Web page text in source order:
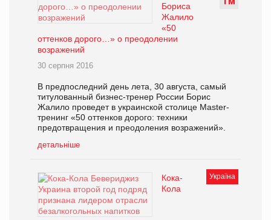
Бориса
Жалило
«50
оттенков дорого…» о преодолении
возражений
30 серпня 2016
В предпоследний день лета, 30 августа, самый
титулованный бизнес-тренер России Борис
Жалило проведет в украинской столице Master-
тренинг «50 оттенков дорого: техники
предотвращения и преодоления возражений».
детальніше
Україна
Кока-
Кола